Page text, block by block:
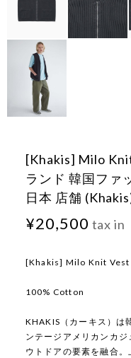
[Khakis] Milo
ランド 韓国ファ
日本 店舗
¥20,500 tax in
[Khakis] Milo Knit Vest
100% Cotton
KHAKIS（カーキス）は
ンテージアメリカンカ
ウトドアの要素を融合